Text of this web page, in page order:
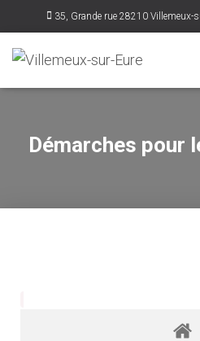
35, Grande rue 28210 Villemeux-
Démarches pour